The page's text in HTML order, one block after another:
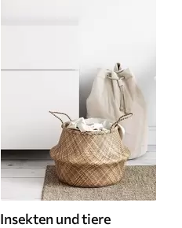
Insekten und tiere